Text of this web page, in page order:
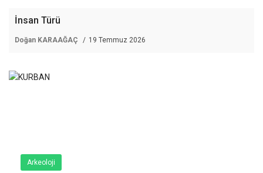
İnsan Türü
Doğan KARAAĞAÇ 19 Temmuz 2026
Arkeoloji